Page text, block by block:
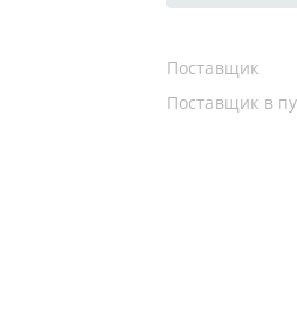
Поставщик
Поставщик в